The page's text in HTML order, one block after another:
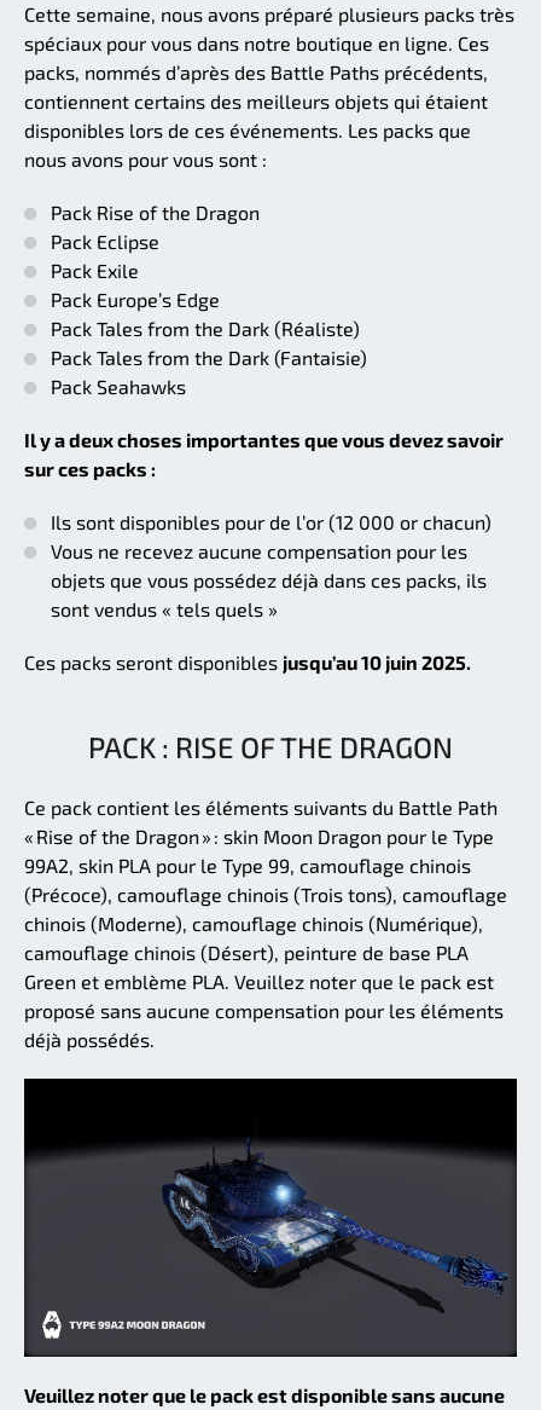
Cette semaine, nous avons préparé plusieurs packs très
spéciaux pour vous dans notre boutique en ligne. Ces
packs, nommés d’après des Battle Paths précédents,
contiennent certains des meilleurs objets qui étaient
disponibles lors de ces événements. Les packs que
nous avons pour vous sont :
Pack Rise of the Dragon
Pack Eclipse
Pack Exile
Pack Europe’s Edge
Pack Tales from the Dark (Réaliste)
Pack Tales from the Dark (Fantaisie)
Pack Seahawks
Il y a deux choses importantes que vous devez savoir
sur ces packs :
Ils sont disponibles pour de l’or (12 000 or chacun)
Vous ne recevez aucune compensation pour les
objets que vous possédez déjà dans ces packs, ils
sont vendus « tels quels »
Ces packs seront disponibles jusqu’au 10 juin 2025.
PACK : RISE OF THE DRAGON
Ce pack contient les éléments suivants du Battle Path
« Rise of the Dragon » : skin Moon Dragon pour le Type
99A2, skin PLA pour le Type 99, camouflage chinois
(Précoce), camouflage chinois (Trois tons), camouflage
chinois (Moderne), camouflage chinois (Numérique),
camouflage chinois (Désert), peinture de base PLA
Green et emblème PLA. Veuillez noter que le pack est
proposé sans aucune compensation pour les éléments
déjà possédés.
Veuillez noter que le pack est disponible sans aucune